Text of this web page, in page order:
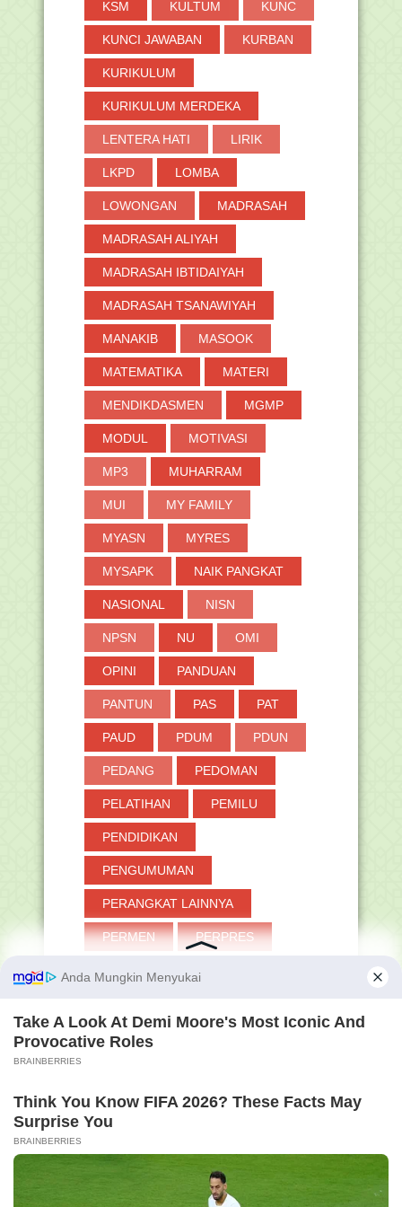
KSM KULTUM KUNC
KUNCI JAWABAN KURBAN
KURIKULUM
KURIKULUM MERDEKA
LENTERA HATI LIRIK
LKPD LOMBA
LOWONGAN MADRASAH
MADRASAH ALIYAH
MADRASAH IBTIDAIYAH
MADRASAH TSANAWIYAH
MANAKIB MASOOK
MATEMATIKA MATERI
MENDIKDASMEN MGMP
MODUL MOTIVASI
MP3 MUHARRAM
MUI MY FAMILY
MYASN MYRES
MYSAPK NAIK PANGKAT
NASIONAL NISN
NPSN NU OMI
OPINI PANDUAN
PANTUN PAS PAT
PAUD PDUM PDUN
PEDANG PEDOMAN
PELATIHAN PEMILU
PENDIDIKAN
PENGUMUMAN
PERANGKAT LAINNYA
PERMEN PERPRES
PESANTREN
PJOK
POKJAWAS POLITIK
PROMES
PROTA PTS